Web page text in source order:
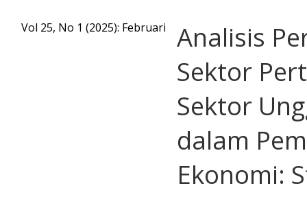
Vol 25, No 1 (2025): Februari
Analisis
Sektor
Sektor
dalam
Ekonomi: